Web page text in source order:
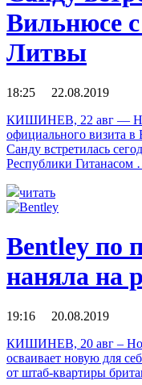
Вильнюсе
Литвы
18:25 22.08.2019
КИШИНЕВ, 22 авг —
официального визита
Санду встретилась
Республики Гитанасом
читать
Bentley по
наняла на
19:16 20.08.2019
КИШИНЕВ, 20 авг –
осваивает новую для
от штаб-квартиры